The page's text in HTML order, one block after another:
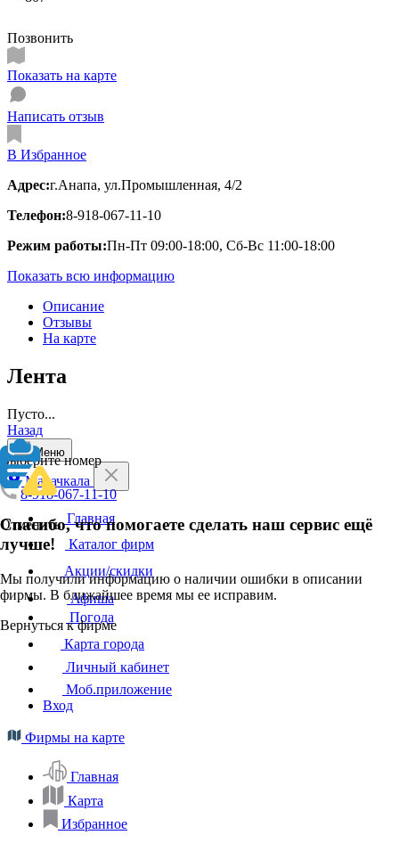
Позвонить
Показать на карте
Написать отзыв
В Избранное
Адрес:г.Анапа, ул.Промышленная, 4/2
Телефон:8-918-067-11-10
Режим работы:Пн-Пт 09:00-18:00, Сб-Вс 11:00-18:00
Показать всю информацию
Описание
Отзывы
На карте
Лента
Пусто...
Назад
Выберите номер
8-918-067-11-10
Отменить
Спасибо, что помогаете сделать наш сервис ещё
лучше!
Мы получили информацию о наличии ошибки в описании
фирмы. В ближайшее время мы ее исправим.
Вернуться к фирме
Меню
Махачкала
Главная
Каталог фирм
Акции/скидки
Афиша
Погода
Карта города
Личный кабинет
Моб.приложение
Вход
Фирмы на карте
Главная
Карта
Избранное